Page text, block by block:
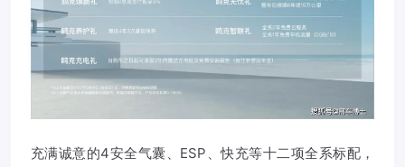
充满诚意的4安全气囊、ESP、快充等十二项全系标配，